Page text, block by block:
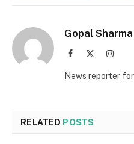
Gopal Sharma
Facebook
News reporter
RELATED POSTS